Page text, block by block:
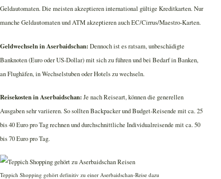
Geldautomaten. Die meisten akzeptieren international gültige Kreditkarten. Nur
manche Geldautomaten und ATM akzeptieren auch EC/Cirrus/Maestro-Karten.
Geldwechseln in Aserbaidschan: Dennoch ist es ratsam, unbeschädigte
Banknoten (Euro oder US-Dollar) mit sich zu führen und bei Bedarf in Banken,
an Flughäfen, in Wechselstuben oder Hotels zu wechseln.
Reisekosten in Aserbaidschan: Je nach Reiseart, können die generellen
Ausgaben sehr variieren. So sollten Backpacker und Budget-Reisende mit ca. 25
bis 40 Euro pro Tag rechnen und durchschnittliche Individualreisende mit ca. 50
bis 70 Euro pro Tag.
Teppich Shopping gehört definitiv zu einer Aserbaidschan-Reise dazu